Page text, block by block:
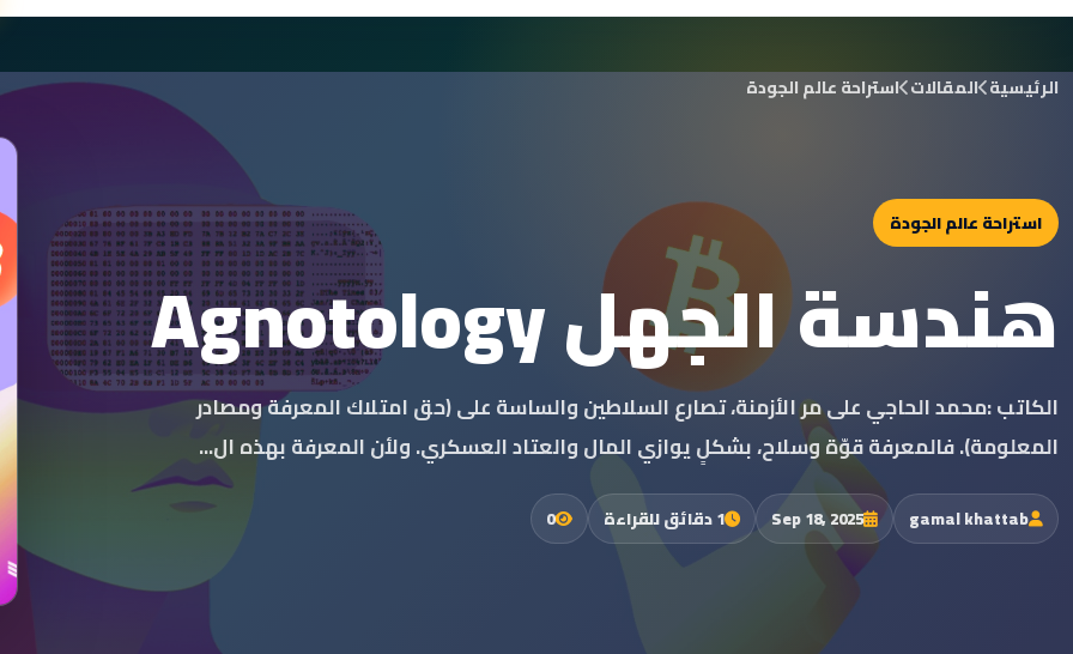
الرئيسية المقالات استراحة عالم الجودة
استراحة عالم الجودة
هندسة الجهل Agnotology
الكاتب‭: ‬محمد‭ ‬الحاجي على مر الأزمنة، تصارع السلاطين والساسة على (حق امتلاك المعرفة ومصادر
المعلومة). فالمعرفة قوّة وسلاح، بشكلٍ يوازي المال والعتاد العسكري. ولأن المعرفة بهذه ال...
gamal khattab
Sep 18, 2025 1 دقائق للقراءة 0